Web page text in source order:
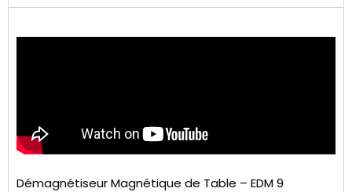
Démagnétiseur Magnétique de Table – EDM 9